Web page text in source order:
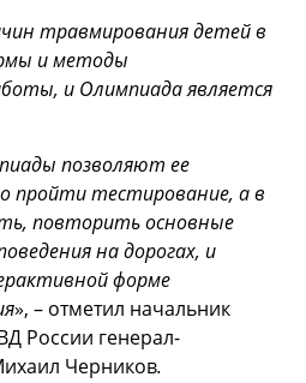
травмирования детей в
и методы
и Олимпиада является
позволяют ее
пройти тестирование, а в
повторить основные
на дорогах, и
форме
», – отметил начальник
России генерал-
Черников.